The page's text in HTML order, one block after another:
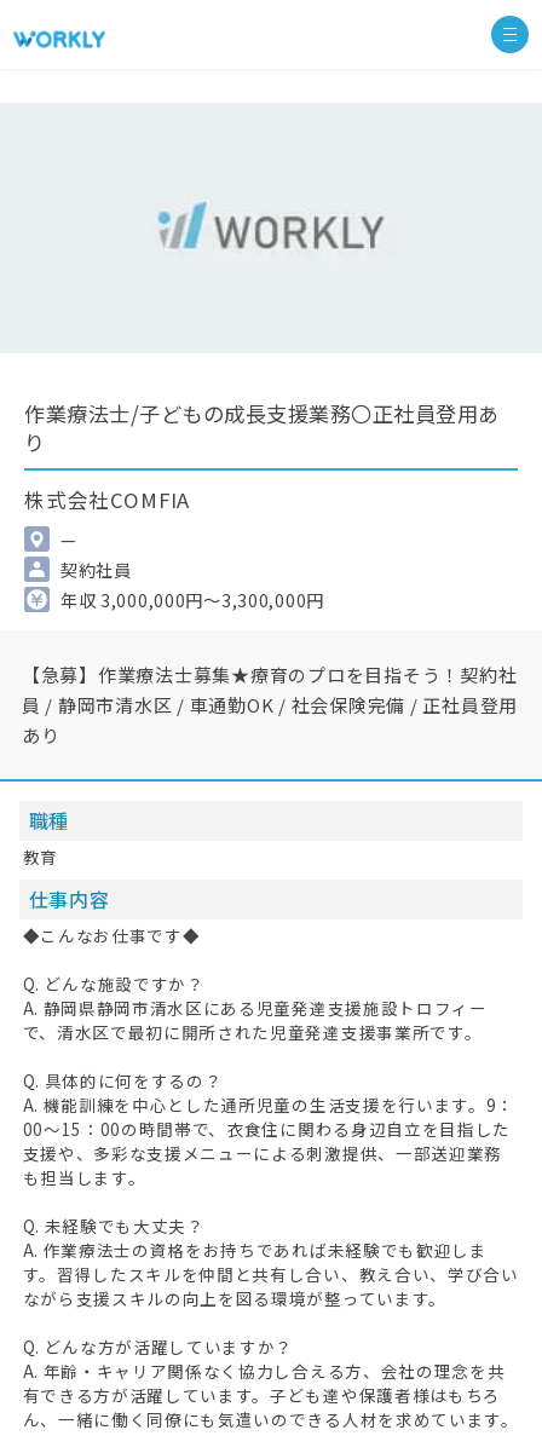
作業療法士/子どもの成長支援業務〇正社員登用あ
り
株式会社COMFIA
—
契約社員
年収 3,000,000円～3,300,000円
【急募】作業療法士募集★療育のプロを目指そう！契約社
員 / 静岡市清水区 / 車通勤OK / 社会保険完備 / 正社員登用
あり
職種
教育
仕事内容
◆こんなお仕事です◆
Q. どんな施設ですか？
A. 静岡県静岡市清水区にある児童発達支援施設トロフィー
で、清水区で最初に開所された児童発達支援事業所です。
Q. 具体的に何をするの？
A. 機能訓練を中心とした通所児童の生活支援を行います。9：
00～15：00の時間帯で、衣食住に関わる身辺自立を目指した
支援や、多彩な支援メニューによる刺激提供、一部送迎業務
も担当します。
Q. 未経験でも大丈夫？
A. 作業療法士の資格をお持ちであれば未経験でも歓迎しま
す。習得したスキルを仲間と共有し合い、教え合い、学び合い
ながら支援スキルの向上を図る環境が整っています。
Q. どんな方が活躍していますか？
A. 年齢・キャリア関係なく協力し合える方、会社の理念を共
有できる方が活躍しています。子ども達や保護者様はもちろ
ん、一緒に働く同僚にも気遣いのできる人材を求めています。